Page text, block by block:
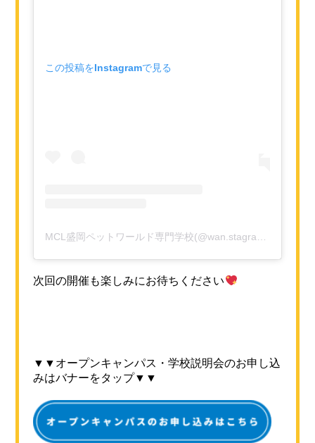
この投稿をInstagramで見る
MCL盛岡ペットワールド専門学校(@wan.stagram_mcl)がシェアした投稿
次回の開催も楽しみにお待ちください
▼▼オープンキャンパス・学校説明会のお申し込
みはバナーをタップ▼▼